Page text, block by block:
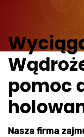
pomoc
Nasza firma